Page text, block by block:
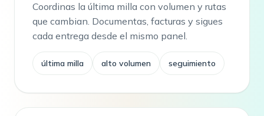
Coordinas la última milla con volumen y rutas
que cambian. Documentas, facturas y sigues
cada entrega desde el mismo panel.
última milla alto volumen seguimiento